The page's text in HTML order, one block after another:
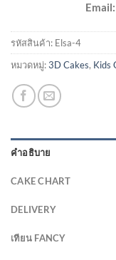
Email:
รหัสสินค้า: Elsa-4
หมวดหมู่:3D Cakes, Kids
คำอธิบาย
CAKE CHART
DELIVERY
เทียน FANCY